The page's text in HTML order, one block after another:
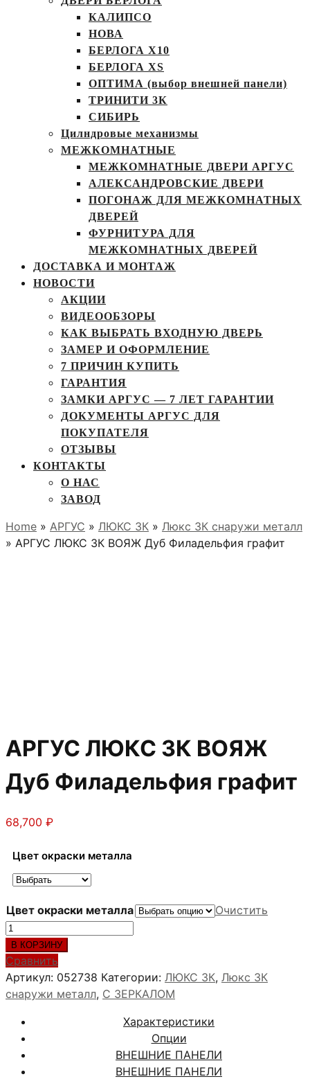
КАЛИПСО
НОВА
БЕРЛОГА Х10
БЕРЛОГА XS
ОПТИМА (выбор внешней панели)
ТРИНИТИ 3К
СИБИРЬ
Цилндровые механизмы
МЕЖКОМНАТНЫЕ
МЕЖКОМНАТНЫЕ ДВЕРИ АРГУС
АЛЕКСАНДРОВСКИЕ ДВЕРИ
ПОГОНАЖ ДЛЯ МЕЖКОМНАТНЫХ
ДВЕРЕЙ
ФУРНИТУРА ДЛЯ
МЕЖКОМНАТНЫХ ДВЕРЕЙ
ДОСТАВКА И МОНТАЖ
НОВОСТИ
АКЦИИ
ВИДЕООБЗОРЫ
КАК ВЫБРАТЬ ВХОДНУЮ ДВЕРЬ
ЗАМЕР И ОФОРМЛЕНИЕ
7 ПРИЧИН КУПИТЬ
ГАРАНТИЯ
ЗАМКИ АРГУС — 7 ЛЕТ ГАРАНТИИ
ДОКУМЕНТЫ АРГУС ДЛЯ
ПОКУПАТЕЛЯ
ОТЗЫВЫ
КОНТАКТЫ
О НАС
ЗАВОД
Home » АРГУС » ЛЮКС 3К » Люкс 3К снаружи металл
» АРГУС ЛЮКС 3К ВОЯЖ Дуб Филадельфия графит
АРГУС ЛЮКС 3К ВОЯЖ
Дуб Филадельфия графит
68,700 ₽
Цвет окраски металла
Цвет окраски металла
Очистить
Количество
товара
АРГУС
ЛЮКС
3К
Дуб
Филадельфия
графит
В КОРЗИНУ
Сравнить
Артикул: 052738 Категории: ЛЮКС 3К, Люкс 3К
снаружи металл, С ЗЕРКАЛОМ
Характеристики
Опции
ВНЕШНИЕ ПАНЕЛИ
ВНЕШНИЕ ПАНЕЛИ